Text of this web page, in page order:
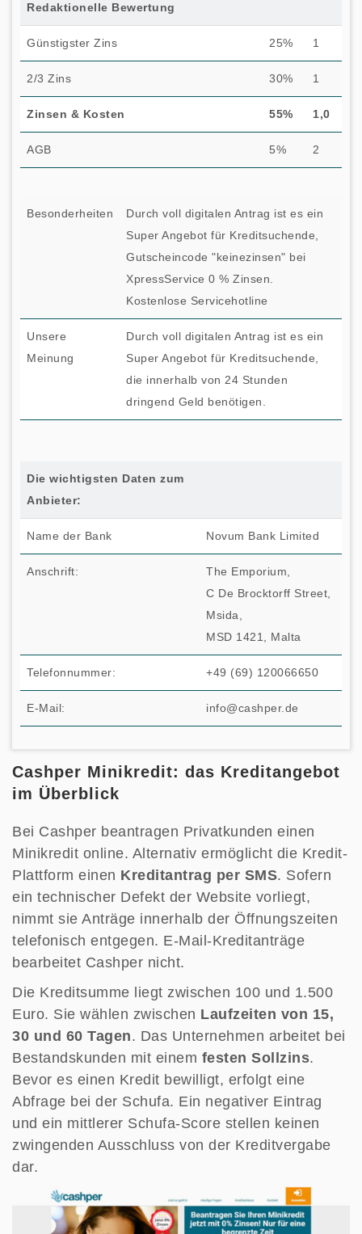
Redaktionelle Bewertung
Günstigster Zins 25% 1
2/3 Zins 30% 1
Zinsen & Kosten 55% 1,0
AGB 5% 2
Besonderheiten
Durch voll digitalen Antrag ist es ein
Super Angebot für Kreditsuchende,
Gutscheincode "keinezinsen" bei
XpressService 0 % Zinsen.
Kostenlose Servicehotline
Unsere
Meinung
Durch voll digitalen Antrag ist es ein
Super Angebot für Kreditsuchende,
die innerhalb von 24 Stunden
dringend Geld benötigen.
Die wichtigsten Daten zum
Anbieter:
Name der Bank Novum Bank Limited
Anschrift:
The Emporium,
C De Brocktorff Street,
Msida,
MSD 1421, Malta
Telefonnummer: +49 (69) 120066650
E-Mail: info@cashper.de
Cashper Minikredit: das Kreditangebot
im Überblick
Bei Cashper beantragen Privatkunden einen
Minikredit online. Alternativ ermöglicht die Kredit-
Plattform einen Kreditantrag per SMS. Sofern
ein technischer Defekt der Website vorliegt,
nimmt sie Anträge innerhalb der Öffnungszeiten
telefonisch entgegen. E-Mail-Kreditanträge
bearbeitet Cashper nicht.
Die Kreditsumme liegt zwischen 100 und 1.500
Euro. Sie wählen zwischen Laufzeiten von 15,
30 und 60 Tagen. Das Unternehmen arbeitet bei
Bestandskunden mit einem festen Sollzins.
Bevor es einen Kredit bewilligt, erfolgt eine
Abfrage bei der Schufa. Ein negativer Eintrag
und ein mittlerer Schufa-Score stellen keinen
zwingenden Ausschluss von der Kreditvergabe
dar.